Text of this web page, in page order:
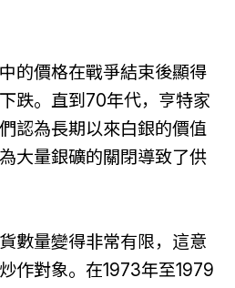
的價格在戰爭結束後顯得
跌。直到70年代，亨特家
認為長期以來白銀的價值
大量銀礦的關閉導致了供
數量變得非常有限，這意
作對象。在1973年至1979